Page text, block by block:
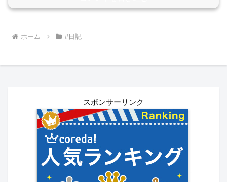
ホーム #日記
スポンサーリンク